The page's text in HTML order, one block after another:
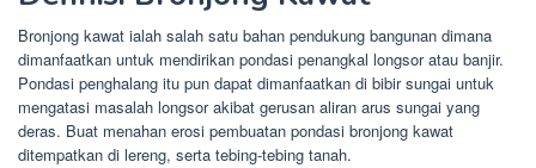
Bronjong kawat ialah salah satu bahan pendukung bangunan dimana
dimanfaatkan untuk mendirikan pondasi penangkal longsor atau banjir.
Pondasi penghalang itu pun dapat dimanfaatkan di bibir sungai untuk
mengatasi masalah longsor akibat gerusan aliran arus sungai yang
deras. Buat menahan erosi pembuatan pondasi bronjong kawat
ditempatkan di lereng, serta tebing-tebing tanah.